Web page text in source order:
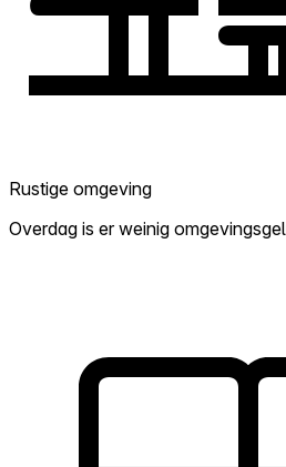
Rustige omgeving
Overdag is er weinig